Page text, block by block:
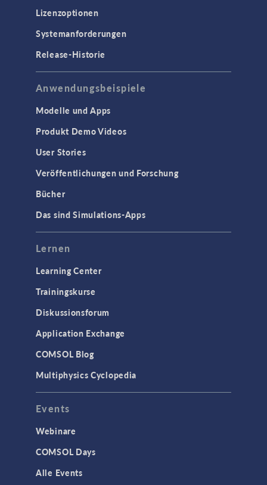
Lizenzoptionen
Systemanforderungen
Release-Historie
Anwendungsbeispiele
Modelle und Apps
Produkt Demo Videos
User Stories
Veröffentlichungen und Forschung
Bücher
Das sind Simulations-Apps
Lernen
Learning Center
Trainingskurse
Diskussionsforum
Application Exchange
COMSOL Blog
Multiphysics Cyclopedia
Events
Webinare
COMSOL Days
Alle Events